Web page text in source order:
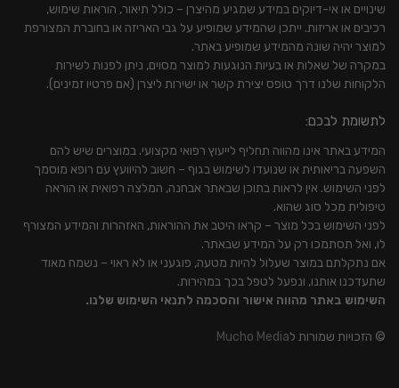
שינויים או אי-דיוקים במידע שמגיע מהיצרן – כולל תיאור, הוראות שימוש,
רכיבים או אריזות. ייתכן שהמידע שמופיע על גבי האריזה או בחוברת המצורפת
למוצר יהיה שונה מהמידע שמופיע באתר.
במקרה של שאלות או בעיות הנוגעות למוצר מסוים, ניתן לפנות לשירות
הלקוחות שלנו דרך טופס יצירת קשר או ישירות ליצרן (אם פרטיו זמינים).
לתשומת לבכם:
המידע באתר אינו מהווה תחליף לייעוץ רפואי מקצועי. במוצרים שיש להם
השפעה בריאותית או שנועדו לשימוש בגוף – חשוב להיוועץ עם רופא מוסמך
לפני השימוש. אין לראות בתוכן שבאתר אבחנה, המלצה רפואית או הוראה
טיפולית מכל סוג שהוא.
לפני השימוש בכל מוצר – קראו היטב את ההוראות, האזהרות והמידע המצורף
לו, ואל תסתמכו רק על המידע שבאתר.
אם נתקלתם במוצר שעלול להיות מטעה, פוגעני או לא ראוי – נשמח מאוד
שתעדכנו אותנו, ונפעל לטפל בכך במהירות.
השימוש באתר מהווה אישור והסכמה לתנאי השימוש שלנו.
© הזכויות שמורות לMucho Media